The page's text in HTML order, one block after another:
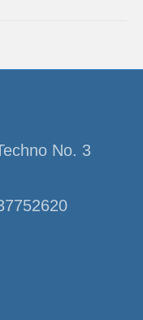
No. 3